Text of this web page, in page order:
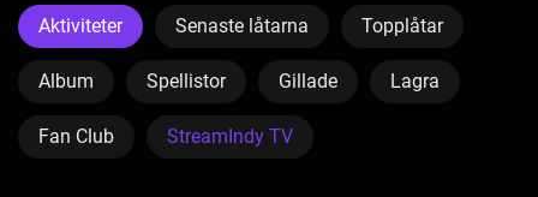
Aktiviteter Senaste låtarna Topplåtar
Album Spellistor Gillade Lagra
Fan Club StreamIndy TV